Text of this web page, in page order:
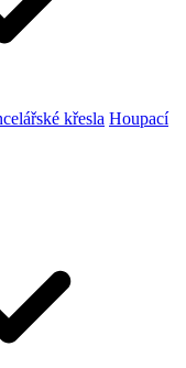
křesla Houpací